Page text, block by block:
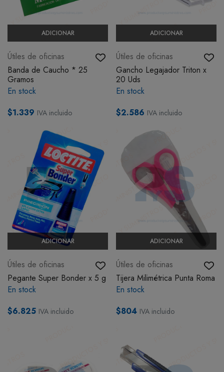
ADICIONAR
Útiles de oficinas
Banda de Caucho * 25
Gramos
En stock
$1.339 IVA incluido
ADICIONAR
Útiles de oficinas
Gancho Legajador Triton x
20 Uds
En stock
$2.586 IVA incluido
ADICIONAR
Útiles de oficinas
Pegante Super Bonder x 5 g
En stock
$6.825 IVA incluido
ADICIONAR
Útiles de oficinas
Tijera Milimétrica Punta Roma
En stock
$804 IVA incluido